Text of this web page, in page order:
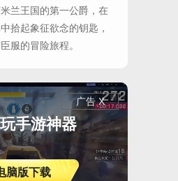
兰王国的第一公爵，在
拾起象征欲念的钥匙，
服的冒险旅程。
手游神器
脑版下载
广告 X